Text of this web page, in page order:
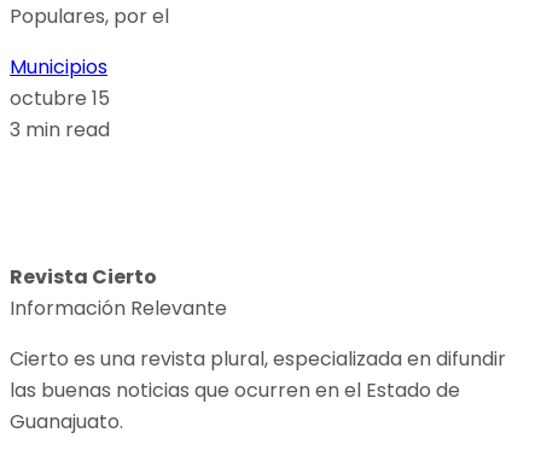
Populares, por el
Municipios
octubre 15
3 min read
Revista Cierto
Información Relevante
Cierto es una revista plural, especializada en difundir
las buenas noticias que ocurren en el Estado de
Guanajuato.